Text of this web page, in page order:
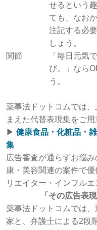
せるという
ても、なお
注記する必
しょう。
関節
「毎日元気
び。」なら
う。
薬事法ドットコムでは
まえた代替表現集をご用
▶︎ 健康食品・化粧品・
集
広告審査が通らずお悩
康・美容関連の案件で
リエイター・インフル
「その広告表
薬事法ドットコムでは
家と、弁護士による2段